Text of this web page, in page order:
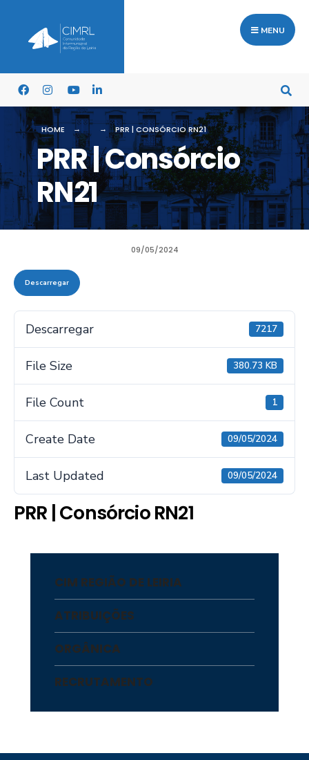
MENU
HOME PRR | CONSÓRCIO RN21
PRR | Consórcio
RN21
09/05/2024
Descarregar
Descarregar 7217
File Size 380.73 KB
File Count 1
Create Date 09/05/2024
Last Updated 09/05/2024
PRR | Consórcio RN21
CIM REGIÃO DE LEIRIA
ATRIBUIÇÕES
ORGÂNICA
RECRUTAMENTO